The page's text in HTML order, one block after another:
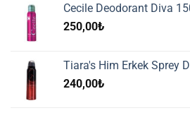
Cecile Deodorant Diva
250,00₺
Tiara's Him Erkek Sprey
240,00₺